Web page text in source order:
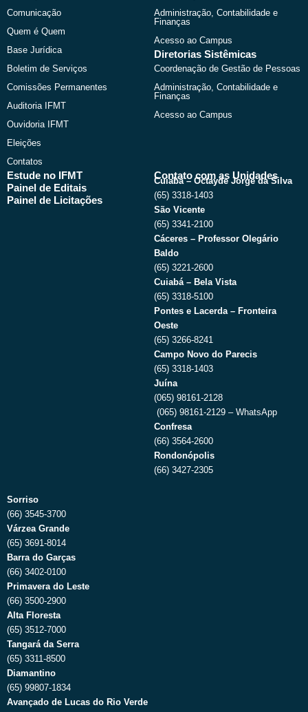
k
Comunicação
Quem é Quem
Base Jurídica
Boletim de Serviços
Comissões Permanentes
Auditoria IFMT
Ouvidoria IFMT
Eleições
Contatos
Administração, Contabilidade e
Finanças
Acesso ao Campus
Diretorias Sistêmicas
Coordenação de Gestão de Pessoas
Administração, Contabilidade e
Finanças
Acesso ao Campus
Estude no IFMT
Painel de Editais
Painel de Licitações
Contato com as Unidades
Cuiabá – Octayde Jorge da Silva
(65) 3318-1403
São Vicente
(65) 3341-2100
Cáceres – Professor Olegário
Baldo
(65) 3221-2600
Cuiabá – Bela Vista
(65) 3318-5100
Pontes e Lacerda – Fronteira
Oeste
(65) 3266-8241
Campo Novo do Parecis
(65) 3318-1403
Juína
(065) 98161-2128
(065) 98161-2129 – WhatsApp
Confresa
(66) 3564-2600
Rondonópolis
(66) 3427-2305
Sorriso
(66) 3545-3700
Várzea Grande
(65) 3691-8014
Barra do Garças
(66) 3402-0100
Primavera do Leste
(66) 3500-2900
Alta Floresta
(65) 3512-7000
Tangará da Serra
(65) 3311-8500
Diamantino
(65) 99807-1834
Avançado de Lucas do Rio Verde